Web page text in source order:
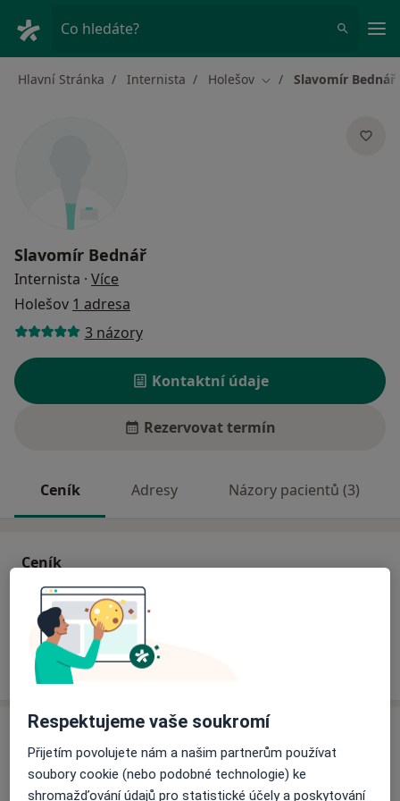
Co hledáte?
Hlavní Stránka Internista Holešov Změna města
Slavomír Bednář
Slavomír Bednář
Internista · Více
Holešov 1 adresa
3 názory
Kontaktní údaje
Rezervovat termín
Ceník Adresy Názory pacientů (3)
Ceník
Informace o službách a cenách nejsou k dispozici
Tento specialista ještě nepřidával žádné informace o
svých službách.
Adresa
Ordinace
Holešov
Respektujeme vaše soukromí
Přijetím povolujete nám a našim partnerům používat
soubory cookie (nebo podobné technologie) ke
shromažďování údajů pro statistické účely a poskytování